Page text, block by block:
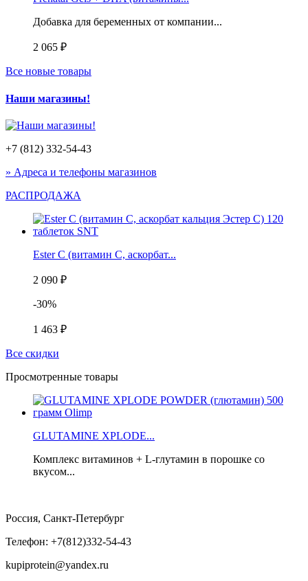
Добавка для беременных от компании...
2 065 ₽
Все новые товары
Наши магазины!
+7 (812) 332-54-43
» Адреса и телефоны магазинов
РАСПРОДАЖА
Ester C (витамин C, аскорбат...
2 090 ₽
-30%
1 463 ₽
Все скидки
Просмотренные товары
GLUTAMINE XPLODE...
Комплекс витаминов + L-глутамин в порошке со
вкусом...
Россия, Санкт-Петербург
Телефон: +7(812)332-54-43
kupiprotein@yandex.ru